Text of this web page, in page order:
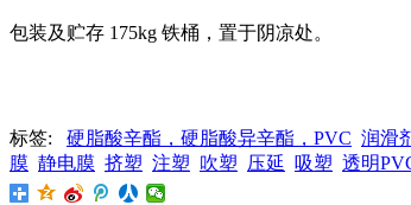
包装及贮存 175kg 铁桶，置于阴凉处。
标签: 硬脂酸辛酯，硬脂酸异辛酯，PVC 润滑
膜 静电膜 挤塑 注塑 吹塑 压延 吸塑 透明